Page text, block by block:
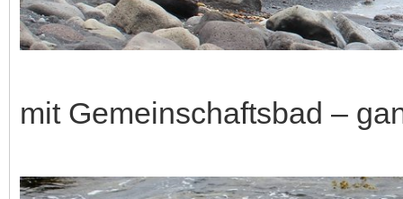
mit Gemeinschaftsbad –